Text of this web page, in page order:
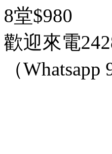
8堂$980
歡迎來電
（